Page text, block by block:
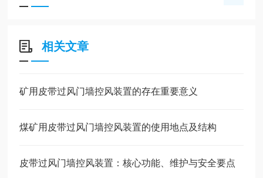
相关文章
矿用皮带过风门墙控风装置的存在重要意义
煤矿用皮带过风门墙控风装置的使用地点及结构
皮带过风门墙控风装置：核心功能、维护与安全要点